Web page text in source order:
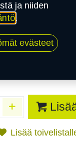
pääset
CONTINENTAL
Lisää
ja niiden
.
evästeet